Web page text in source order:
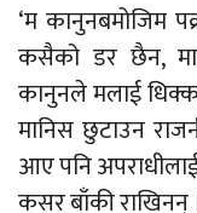
‘म कानुनबमोजिम
कसैको डर छैन,
कानुनले मलाई
मानिस छुटाउन
आए पनि
कसर बाँकी राखिनन्